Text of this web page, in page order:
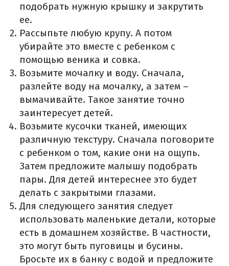
подобрать нужную крышку и закрутить
ее.
Рассыпьте любую крупу. А потом
убирайте это вместе с ребенком с
помощью веника и совка.
Возьмите мочалку и воду. Сначала,
разлейте воду на мочалку, а затем –
вымачивайте. Такое занятие точно
заинтересует детей.
Возьмите кусочки тканей, имеющих
различную текстуру. Сначала поговорите
с ребенком о том, какие они на ощупь.
Затем предложите малышу подобрать
пары. Для детей интереснее это будет
делать с закрытыми глазами.
Для следующего занятия следует
использовать маленькие детали, которые
есть в домашнем хозяйстве. В частности,
это могут быть пуговицы и бусины.
Бросьте их в банку с водой и предложите